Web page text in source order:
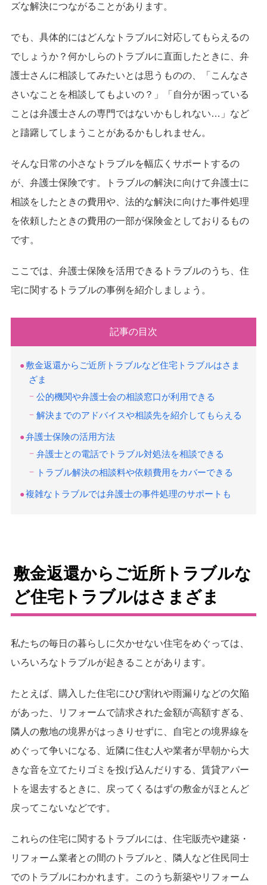
ズな解決につながることがあります。
でも、具体的にはどんなトラブルに対応してもらえるの
でしょうか？何かしらのトラブルに直面したときに、弁
護士さんに相談してみたいとは思うものの、「こんなさ
さいなことを相談してもよいの？」「自分が困っている
ことは弁護士さんの専門ではないかもしれない…」など
と躊躇してしまうことがあるかもしれません。
そんな日常の小さなトラブルを幅広くサポートするの
が、弁護士保険です。トラブルの解決に向けて弁護士に
相談をしたときの費用や、法的な解決に向けた事件処理
を依頼したときの費用の一部が保険金としておりるもの
です。
ここでは、弁護士保険を活用できるトラブルのうち、住
宅に関するトラブルの事例を紹介しましょう。
記事の目次
敷金返還からご近所トラブルなど住宅トラブルはさま
ざま
公的機関や弁護士会の相談窓口が利用できる
解決までのアドバイスや相談先を紹介してもらえる
弁護士保険の活用方法
弁護士との電話でトラブル対処法を相談できる
トラブル解決の相談料や依頼費用をカバーできる
複雑なトラブルでは弁護士の事件処理のサポートも
敷金返還からご近所トラブルな
ど住宅トラブルはさまざま
私たちの毎日の暮らしに欠かせない住宅をめぐっては、
いろいろなトラブルが起きることがあります。
たとえば、購入した住宅にひび割れや雨漏りなどの欠陥
があった、リフォームで請求された金額が高額すぎる、
隣人の敷地の境界がはっきりせずに、自宅との境界線を
めぐって争いになる、近隣に住む人や業者が早朝から大
きな音を立てたりゴミを投げ込んだりする、賃貸アパー
トを退去するときに、戻ってくるはずの敷金がほとんど
戻ってこないなどです。
これらの住宅に関するトラブルには、住宅販売や建築・
リフォーム業者との間のトラブルと、隣人など住民同士
でのトラブルにわかれます。このうち新築やリフォーム